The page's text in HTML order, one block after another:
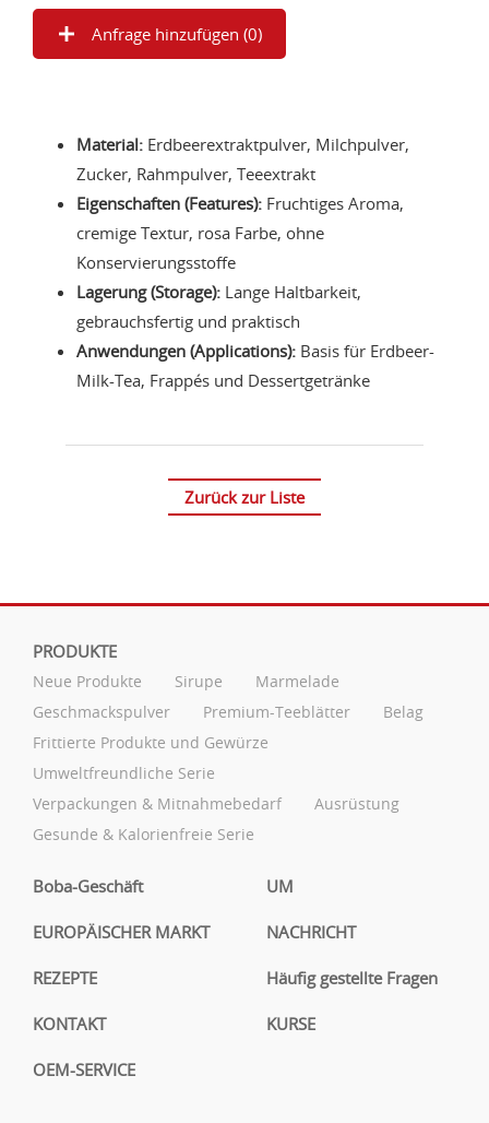
Anfrage hinzufügen (0)
Material: Erdbeerextraktpulver, Milchpulver,
Zucker, Rahmpulver, Teeextrakt
Eigenschaften (Features): Fruchtiges Aroma,
cremige Textur, rosa Farbe, ohne
Konservierungsstoffe
Lagerung (Storage): Lange Haltbarkeit,
gebrauchsfertig und praktisch
Anwendungen (Applications): Basis für Erdbeer-
Milk-Tea, Frappés und Dessertgetränke
Zurück zur Liste
PRODUKTE
Neue Produkte Sirupe
Marmelade
Geschmackspulver
Premium-Teeblätter
Belag
Frittierte Produkte und Gewürze
Umweltfreundliche Serie
Verpackungen & Mitnahmebedarf
Ausrüstung
Gesunde & Kalorienfreie Serie
Boba-Geschäft UM
EUROPÄISCHER MARKT NACHRICHT
REZEPTE Häufig gestellte Fragen
KONTAKT KURSE
OEM-SERVICE